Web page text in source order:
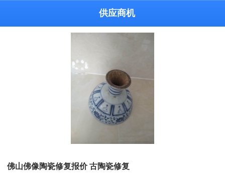
供应商机
佛山佛像陶瓷修复报价 古陶瓷修复